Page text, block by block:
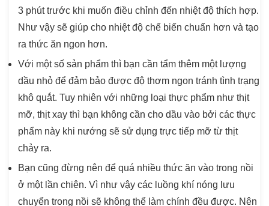
3 phút trước khi muốn điều chỉnh đến nhiệt độ thích hợp.
Như vậy sẽ giúp cho nhiệt độ chế biến chuẩn hơn và tạo
ra thức ăn ngon hơn.
Với một số sản phẩm thì bạn cần tẩm thêm một lượng
dầu nhỏ để đảm bảo được độ thơm ngon tránh tình trạng
khô quắt. Tuy nhiên với những loại thực phẩm như thịt
mỡ, thịt xay thì bạn không cần cho dầu vào bởi các thực
phẩm này khi nướng sẽ sử dụng trực tiếp mỡ từ thịt
chảy ra.
Bạn cũng đừng nên để quá nhiều thức ăn vào trong nồi
ở một lần chiên. Vì như vậy các luồng khí nóng lưu
chuyển trong nồi sẽ không thể làm chính đều được. Nên